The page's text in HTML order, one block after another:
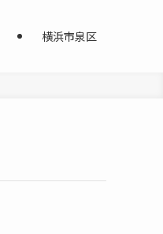
横浜市泉区